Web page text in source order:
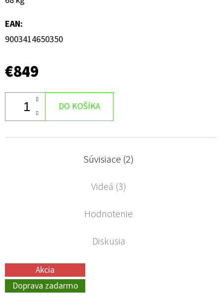
EAN:
9003414650350
€849
DO KOŠÍKA
Súvisiace (2)
Videá (3)
Hodnotenie
Diskusia
Akcia
Doprava zadarmo